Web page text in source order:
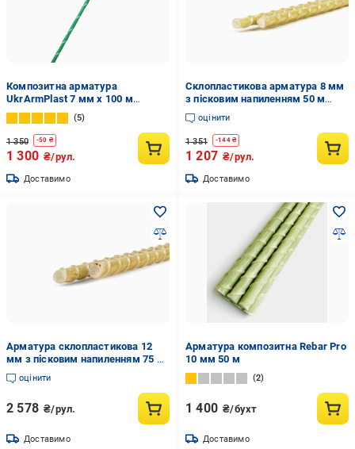
Композитна арматура
UkrArmPlast 7 мм x 100 м
Зелений (1007з)
5
1 350 -50 ₴
1 300 ₴/рул.
Доставимо
Склопластикова арматура 8 мм
з пісковим напиленням 50 м
(11926170)
оцінити
1 351 -144₴
1 207 ₴/рул.
Доставимо
Арматура склопластикова 12
мм з пісковим напиленням 75 м
(11926144)
оцінити
2 578 ₴/рул.
Доставимо
Арматура композитна Rebar Pro
10 мм 50 м
2
1 400 ₴/бухт
Доставимо